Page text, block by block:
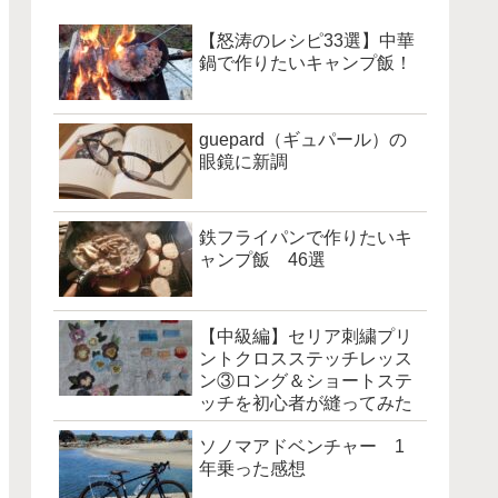
【怒涛のレシピ33選】中華
鍋で作りたいキャンプ飯！
guepard（ギュパール）の
眼鏡に新調
鉄フライパンで作りたいキ
ャンプ飯 46選
【中級編】セリア刺繍プリ
ントクロスステッチレッス
ン③ロング＆ショートステ
ッチを初心者が縫ってみた
ソノマアドベンチャー 1
年乗った感想